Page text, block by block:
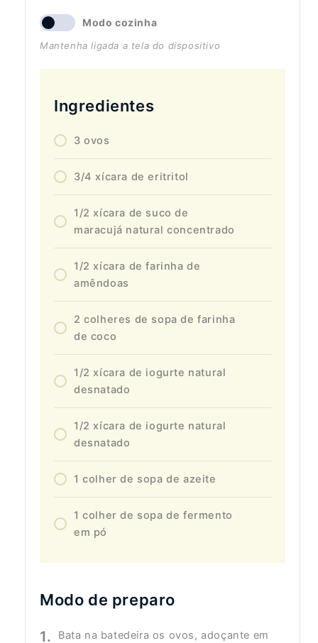
Modo cozinha
Mantenha ligada a tela do dispositivo
Ingredientes
3 ovos
3/4 xícara de eritritol
1/2 xícara de suco de
maracujá natural concentrado
1/2 xícara de farinha de
amêndoas
2 colheres de sopa de farinha
de coco
1/2 xícara de iogurte natural
desnatado
1/2 xícara de iogurte natural
desnatado
1 colher de sopa de azeite
1 colher de sopa de fermento
em pó
Modo de preparo
Bata na batedeira os ovos, adoçante em